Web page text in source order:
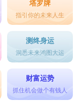
塔罗牌
指引你的未来人生
测终身运
洞悉未来鸿图大运
财富运势
抓住机会做个有钱人